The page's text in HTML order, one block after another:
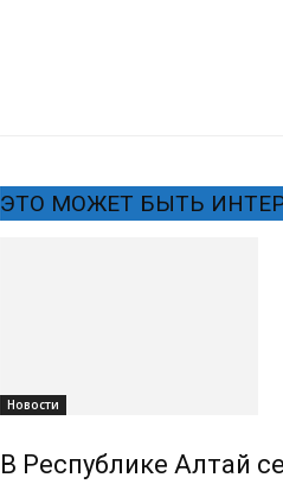
ЭТО МОЖЕТ БЫТЬ
Новости
В Республике Алтай